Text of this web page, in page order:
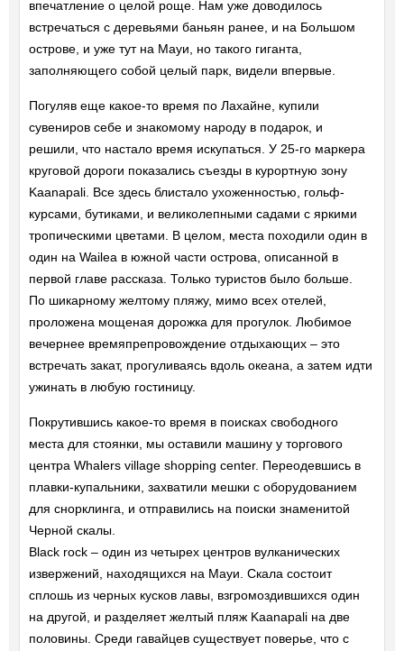
впечатление о целой роще. Нам уже доводилось
встречаться с деревьями баньян ранее, и на Большом
острове, и уже тут на Мауи, но такого гиганта,
заполняющего собой целый парк, видели впервые.
Погуляв еще какое-то время по Лахайне, купили
сувениров себе и знакомому народу в подарок, и
решили, что настало время искупаться. У 25-го маркера
круговой дороги показались съезды в курортную зону
Kaanapali. Все здесь блистало ухоженностью, гольф-
курсами, бутиками, и великолепными садами с яркими
тропическими цветами. В целом, места походили один в
один на Wailea в южной части острова, описанной в
первой главе рассказа. Только туристов было больше.
По шикарному желтому пляжу, мимо всех отелей,
проложена мощеная дорожка для прогулок. Любимое
вечернее времяпрепровождение отдыхающих – это
встречать закат, прогуливаясь вдоль океана, а затем идти
ужинать в любую гостиницу.
Покрутившись какое-то время в поисках свободного
места для стоянки, мы оставили машину у торгового
центра Whalers village shopping center. Переодевшись в
плавки-купальники, захватили мешки с оборудованием
для снорклинга, и отправились на поиски знаменитой
Черной скалы.
Black rock – один из четырех центров вулканических
извержений, находящихся на Мауи. Скала состоит
сплошь из черных кусков лавы, взгромоздившихся один
на другой, и разделяет желтый пляж Kaanapali на две
половины. Среди гавайцев существует поверье, что с